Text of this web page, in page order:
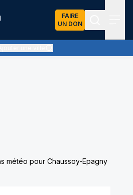
FAIRE
UN DON
- quasiment pas de nuages
météo pour Chaussoy-Epagny